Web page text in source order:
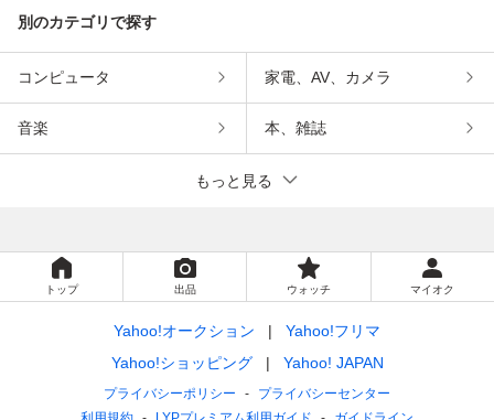
別のカテゴリで探す
コンピュータ 家電、AV、カメラ
音楽 本、雑誌
もっと見る
トップ 出品 ウォッチ マイオク
Yahoo!オークション
Yahoo!フリマ
Yahoo!ショッピング
Yahoo! JAPAN
プライバシーポリシー
プライバシーセンター